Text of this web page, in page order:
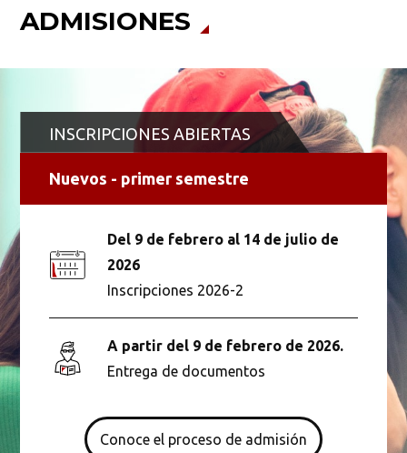
ADMISIONES
INSCRIPCIONES ABIERTAS
Nuevos - primer semestre
Del 9 de febrero al 14 de julio de
2026
Inscripciones 2026-2
A partir del 9 de febrero de 2026.
Entrega de documentos
Conoce el proceso de admisión